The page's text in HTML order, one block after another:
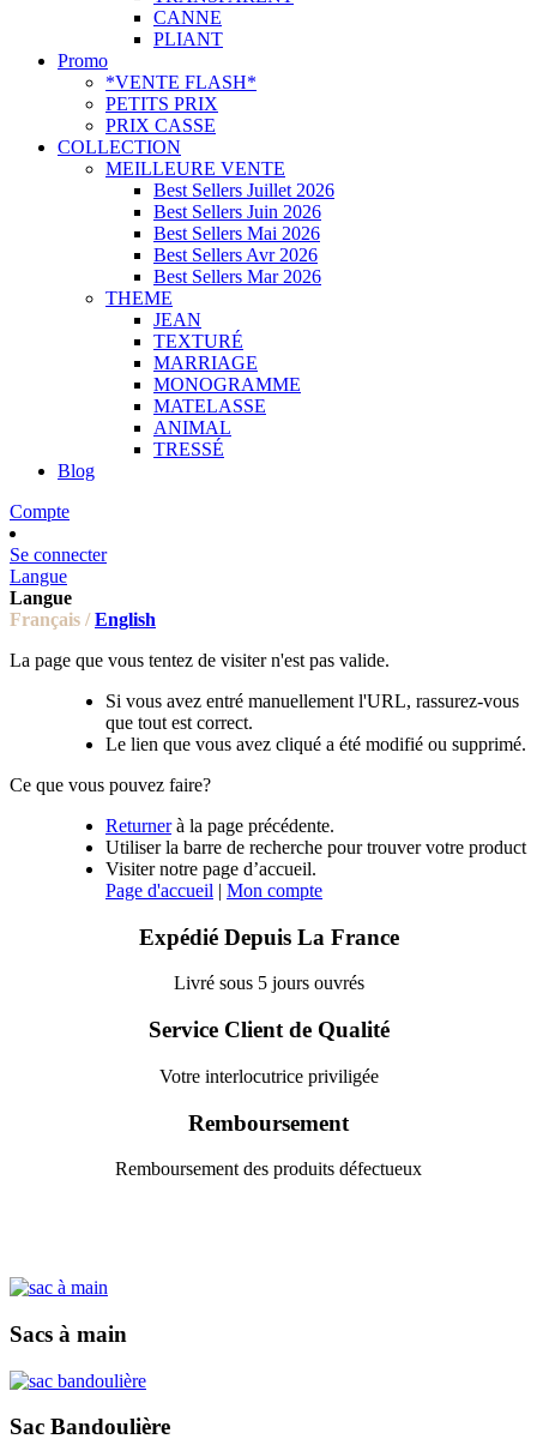
CANNE
PLIANT
Promo
*VENTE FLASH*
PETITS PRIX
PRIX CASSE
COLLECTION
MEILLEURE VENTE
Best Sellers Juillet 2026
Best Sellers Juin 2026
Best Sellers Mai 2026
Best Sellers Avr 2026
Best Sellers Mar 2026
THEME
JEAN
TEXTURÉ
MARRIAGE
MONOGRAMME
MATELASSE
ANIMAL
TRESSÉ
Blog
Compte
Se connecter
Langue
Langue
Français / English
La page que vous tentez de visiter n'est pas valide.
Si vous avez entré manuellement l'URL, rassurez-vous
que tout est correct.
Le lien que vous avez cliqué a été modifié ou supprimé.
Ce que vous pouvez faire?
Returnerà la page précédente.
Utiliser la barre de recherche pour trouver votre product
Visiter notre page d’accueil.
Page d'accueil | Mon compte
Expédié Depuis La France
Livré sous 5 jours ouvrés
Service Client de Qualité
Votre interlocutrice priviligée
Remboursement
Remboursement des produits défectueux
Sacs à main
Sac Bandoulière